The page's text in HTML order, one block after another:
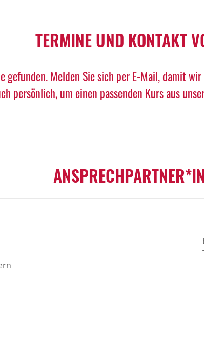
TERMINE UND KONTAKT
gefunden. Melden Sie sich per E-Mail, damit
persönlich, um einen passenden Kurs aus